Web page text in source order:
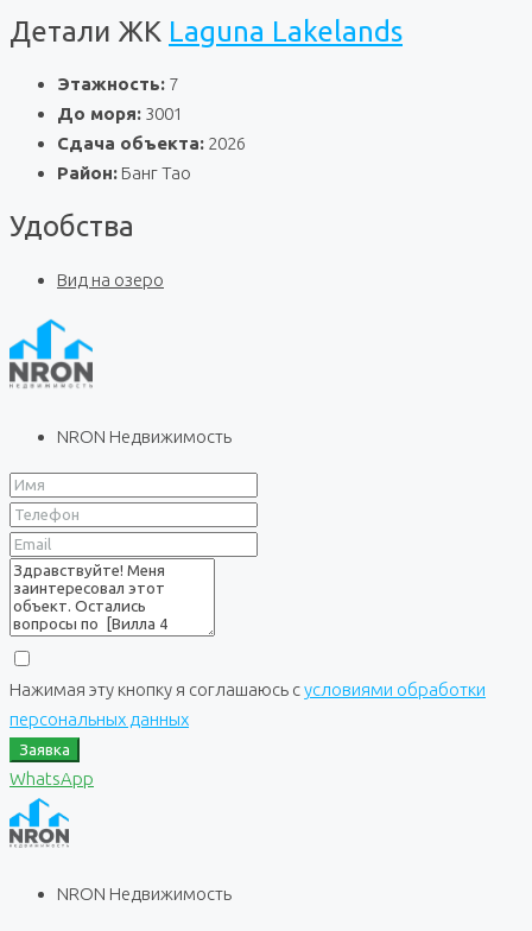
Детали ЖК Laguna Lakelands
Этажность: 7
До моря: 3001
Сдача объекта: 2026
Район: Банг Тао
Удобства
Вид на озеро
NRON Недвижимость
Нажимая эту кнопку я соглашаюсь сусловиями обработки
персональных данных
Заявка
WhatsApp
NRON Недвижимость